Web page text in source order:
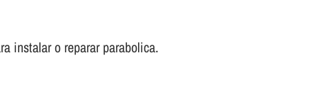
instalar o reparar parabolica.